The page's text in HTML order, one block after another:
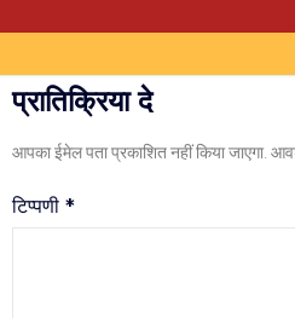
प्रातिक्रिया दे
आपका ईमेल पता प्रकाशित नहीं किया जाएगा.
टिप्पणी *